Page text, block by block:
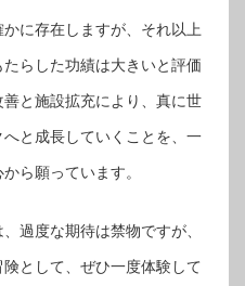
に存在しますが、それ以上
らした功績は大きいと評価
と施設拡充により、真に世
と成長していくことを、一
ら願っています。
過度な期待は禁物ですが、
として、ぜひ一度体験して